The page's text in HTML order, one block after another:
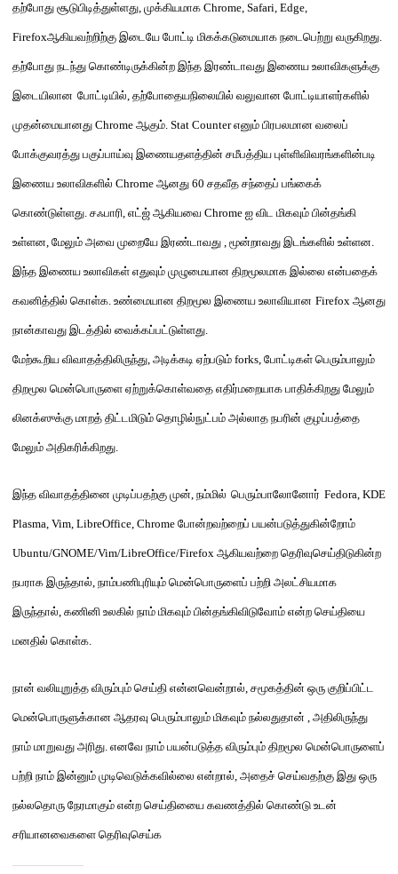
தற்போது சூடுபிடித்துள்ளது, முக்கியமாக Chrome, Safari, Edge,
Firefoxஆகியவற்றிற்கு இடையே போட்டி மிகக்கடுமையாக நடைபெற்று வருகிறது.
தற்போது நடந்து கொண்டிருக்கின்ற இந்த இரண்டாவது இணைய உலாவிகளுக்கு
இடையிலான போட்டியில், தற்போதையநிலையில் வலுவான போட்டியாளர்களில்
முதன்மையானது Chrome ஆகும். Stat Counterஎனும் பிரபலமான வலைப்
போக்குவரத்து பகுப்பாய்வு இணையதளத்தின் சமீபத்திய புள்ளிவிவரங்களின்படி
இணைய உலாவிகளில் Chrome ஆனது 60 சதவீத சந்தைப் பங்கைக்
கொண்டுள்ளது. சஃபாரி, எட்ஜ் ஆகியவை Chrome ஐ விட மிகவும் பின்தங்கி
உள்ளன, மேலும் அவை முறையே இரண்டாவது , மூன்றாவது இடங்களில் உள்ளன.
இந்த இணைய உலாவிகள் எதுவும் முழுமையான திறமூலமாக இல்லை என்பதைக்
கவனித்தில் கொள்க. உண்மையான திறமூல இணைய உலாவியான Firefox ஆனது
நான்காவது இடத்தில் வைக்கப்பட்டுள்ளது.
மேற்கூறிய விவாதத்திலிருந்து, அடிக்கடி ஏற்படும் forks, போட்டிகள் பெரும்பாலும்
திறமூல மென்பொருளை ஏற்றுக்கொள்வதை எதிர்மறையாக பாதிக்கிறது மேலும்
லினக்ஸுக்கு மாறத் திட்டமிடும் தொழில்நுட்பம் அல்லாத நபரின் குழப்பத்தை
மேலும் அதிகரிக்கிறது.
இந்த விவாதத்தினை முடிப்பதற்கு முன், நம்மில் பெரும்பாலோனோர் Fedora, KDE
Plasma, Vim, LibreOffice, Chrome போன்றவற்றைப் பயன்படுத்துகின்றோம்
Ubuntu/GNOME/Vim/LibreOffice/Firefox ஆகியவற்றை தெரிவுசெய்திடுகின்ற
நபராக இருந்தால், நாம்பணிபுரியும் மென்பொருளைப் பற்றி அலட்சியமாக
இருந்தால், கணினி உலகில் நாம் மிகவும் பின்தங்கிவிடுவோம் என்ற செய்தியை
மனதில் கொள்க.
நான் வலியுறுத்த விரும்பும் செய்தி என்னவென்றால், சமூகத்தின் ஒரு குறிப்பிட்ட
மென்பொருளுக்கான ஆதரவு பெரும்பாலும் மிகவும் நல்லதுதான் , அதிலிருந்து
நாம் மாறுவது அரிது. எனவே நாம் பயன்படுத்த விரும்பும் திறமூல மென்பொருளைப்
பற்றி நாம் இன்னும் முடிவெடுக்கவில்லை என்றால், அதைச் செய்வதற்கு இது ஒரு
நல்லதொரு நேரமாகும் என்ற செய்தியைை கவணத்தில் கொண்டு உடன்
சரியானவைகளை தெரிவுசெய்க